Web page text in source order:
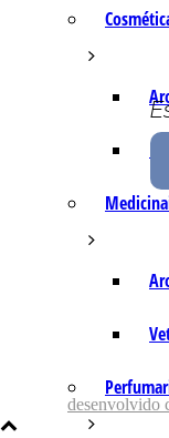
desenvolvido